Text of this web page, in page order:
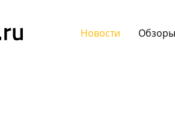
Новости Обзоры